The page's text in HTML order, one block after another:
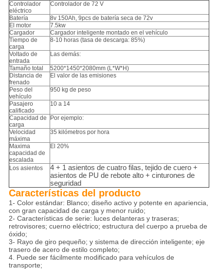
Controlador
eléctrico
Controlador de 72 V
Batería
8v 150Ah, 9pcs de batería seca de 72v
El motor
7.5kw
Cargador
Cargador inteligente montado en el vehículo
Tiempo de
carga
8-10 horas (tasa de descarga: 85%)
Voltado de
entrada
Las demás:
Tamaño total
5200*1450*2080mm (L*W*H)
Distancia de
frenado
El valor de las emisiones
Peso del
vehículo
950 kg de peso
Pasajero
calificado
10 a 14
Capacidad de
carga
Por ejemplo:
Velocidad
máxima
35 kilómetros por hora
Maxima
capacidad de
escalada
El 20%
Los asientos
4 + 1 asientos de cuatro filas, tejido de cuero +
asientos de PU de rebote alto + cinturones de
seguridad
Características del producto
1- Color estándar: Blanco; diseño activo y potente en apariencia,
con gran capacidad de carga y menor ruido;
2- Características de serie: luces delanteras y traseras;
retrovisores; cuerno eléctrico; estructura del cuerpo a prueba de
óxido;
3- Rayo de giro pequeño; y sistema de dirección inteligente; eje
trasero de acero de estilo completo;
4. Puede ser fácilmente modificado para vehículos de
transporte;